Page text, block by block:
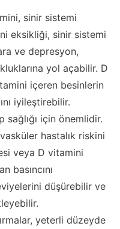
sinir sistemi
eksikliği, sinir sistemi
ve depresyon,
yol açabilir. D
içeren besinlerin
iyileştirebilir.
sağlığı için önemlidir.
hastalık riskini
veya D vitamini
basıncını
düşürebilir ve
yeterli düzeyde